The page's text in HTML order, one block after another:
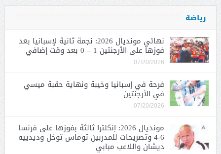
رياضة
نهائي مونديال 2026: نجمة ثانية لإسبانيا بعد
فوزها على الأرجنتين 1 – 0 بعد وقت إضافي
07/20/2026
فرحة في إسبانيا وخيبة ونهاية حقبة ميسي
في الأرجنتين
07/20/2026
مونديال 2026: إنكلترا ثالثة بفوزها على فرنسا
6-4 وتصريحات للمدربين توماس توخل وديدييه
ديشان واللاعب مبابي